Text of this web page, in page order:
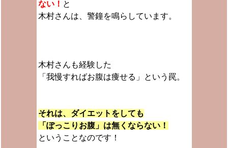
ない！ と
木村さんは、警鐘を鳴らしています。
木村さんも経験した
「我慢すればお腹は痩せる」という罠。
それは、ダイエットをしても
「ぽっこりお腹」は無くならない！
ということなのです！